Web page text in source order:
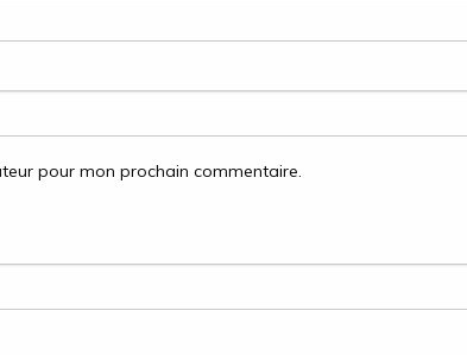
pour mon prochain commentaire.